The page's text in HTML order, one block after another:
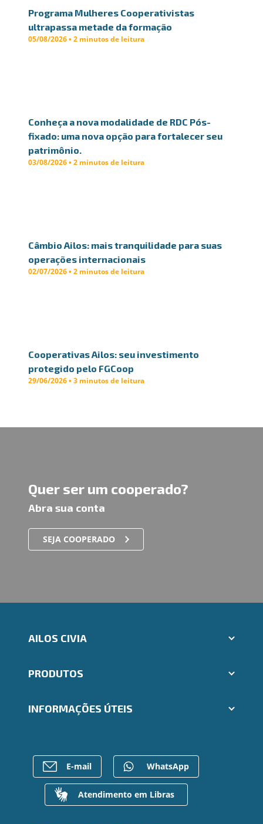
Programa Mulheres Cooperativistas
ultrapassa metade da formação
05/08/2026 • 2 minutos de leitura
Conheça a nova modalidade de RDC Pós-
fixado: uma nova opção para fortalecer seu
patrimônio.
03/08/2026 • 2 minutos de leitura
Câmbio Ailos: mais tranquilidade para suas
operações internacionais
02/07/2026 • 2 minutos de leitura
Cooperativas Ailos: seu investimento
protegido pelo FGCoop
29/06/2026 • 3 minutos de leitura
Quer ser um cooperado?
Abra sua conta
SEJA COOPERADO
AILOS CIVIA
Indique um amigo
Trabalhe Conosco
Ailos Educação
Mapa do site
Gerenciar Cookies
PRODUTOS
Consórcios
Previdência
Para empresas
INFORMAÇÕES ÚTEIS
Caixa Eletrônico
Regularização de dívidas
Valores a Receber
Contato
E-mail WhatsApp
Atendimento em Libras